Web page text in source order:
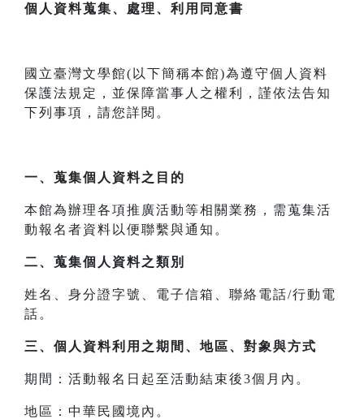
個人資料蒐集、處理、利用同意書
國立臺灣文學館(以下簡稱本館)為遵守個人資料
保護法規定，並保障當事人之權利，謹依法告知
下列事項，請您詳閱。
一、 蒐集個人資料之目的
本館為辦理各項推廣活動等相關業務，需蒐集活
動報名者資料以便聯繫與通知。
二、 蒐集個人資料之類別
姓名、身分證字號、電子信箱、聯絡電話/行動電
話。
三、 個人資料利用之期間、地區、對象與方式
期間：活動報名日起至活動結束後3個月內。
地區：中華民國境內。